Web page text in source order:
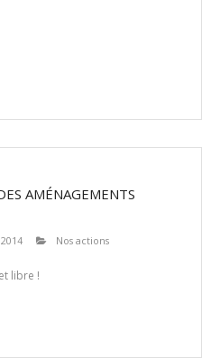
AMÉNAGEMENTS
Nos actions
libre !